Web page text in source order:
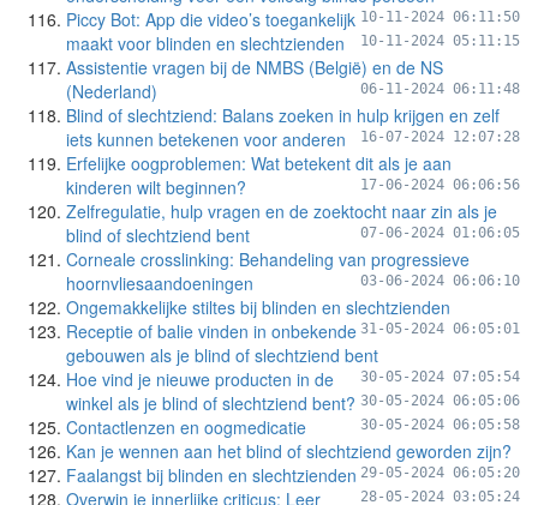
10-11-2024 06:11:50
Piccy Bot: App die video’s toegankelijk
maakt voor blinden en slechtzienden
10-11-2024 05:11:15
Assistentie vragen bij de NMBS (België) en de NS
(Nederland)
06-11-2024 06:11:48
Blind of slechtziend: Balans zoeken in hulp krijgen en zelf
iets kunnen betekenen voor anderen
16-07-2024 12:07:28
Erfelijke oogproblemen: Wat betekent dit als je aan
kinderen wilt beginnen?
17-06-2024 06:06:56
Zelfregulatie, hulp vragen en de zoektocht naar zin als je
blind of slechtziend bent
07-06-2024 01:06:05
Corneale crosslinking: Behandeling van progressieve
hoornvliesaandoeningen
03-06-2024 06:06:10
Ongemakkelijke stiltes bij blinden en slechtzienden
31-05-2024 06:05:01
Receptie of balie vinden in onbekende
gebouwen als je blind of slechtziend bent
30-05-2024 07:05:54
Hoe vind je nieuwe producten in de
winkel als je blind of slechtziend bent? 30-05-2024 06:05:06
Contactlenzen en oogmedicatie 30-05-2024 06:05:58
Kan je wennen aan het blind of slechtziend geworden zijn?
29-05-2024 06:05:20
Faalangst bij blinden en slechtzienden
28-05-2024 03:05:24
Overwin je innerlijke criticus: Leer